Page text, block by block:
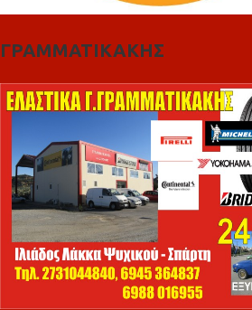
ΓΡΑΜΜΑΤΙΚΑΚΗΣ